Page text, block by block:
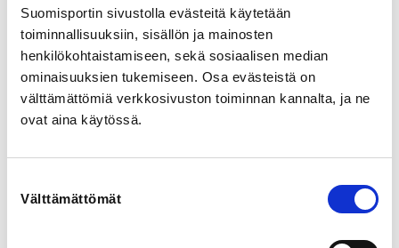
Suomisportin sivustolla evästeitä käytetään
toiminnallisuuksiin, sisällön ja mainosten
henkilökohtaistamiseen, sekä sosiaalisen median
ominaisuuksien tukemiseen. Osa evästeistä on
välttämättömiä verkkosivuston toiminnan kannalta, ja ne
ovat aina käytössä.
valinta
Välttämättömät
Aika: ma-pe klo 13-13.45
Ohjaajina: Valtteri Väätäjä, Saana Ojala ja Tilda
Kilpeläinen
REGISTRATION PERIOD
LOCATION